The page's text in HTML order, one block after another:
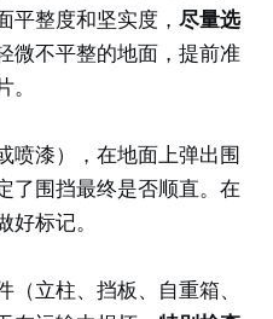
平整度和坚实度，尽量选
微不平整的地面，提前准
喷漆），在地面上弹出围
了围挡最终是否顺直。在
好标记。
（立柱、挡板、自重箱、